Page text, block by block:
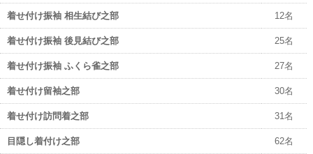
着せ付け振袖 相生結び之部 12名
着せ付け振袖 後見結び之部 25名
着せ付け振袖 ふくら雀之部 27名
着せ付け留袖之部 30名
着せ付け訪問着之部 31名
目隠し着付け之部 62名